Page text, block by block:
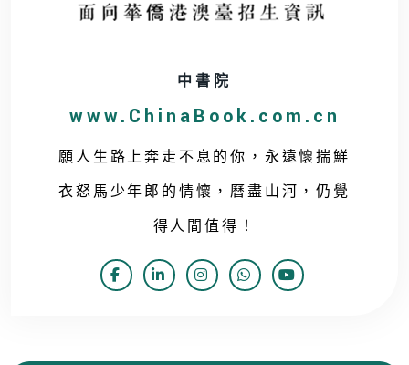
中書院
www.ChinaBook.com.cn
願人生路上奔走不息的你，永遠懷揣鮮
衣怒馬少年郎的情懷，曆盡山河，仍覺
得人間值得！